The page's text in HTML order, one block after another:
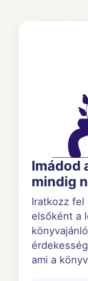
Imádod
mindig
Iratkozz fel
elsőként a
ami a